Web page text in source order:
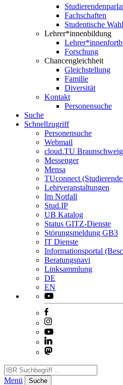
Fachschaften
Studentische
Lehrer*innenbildung
Forschung
Chancengleichheit
Gleichstellung
Familie
Diversität
Kontakt
Personensuche
Suche
Schnellzugriff
Personensuche
Webmail
cloud.TU Braunschweig
Messenger
Mensa
TUconnect
Lehrveranstaltungen
Im Notfall
Stud.IP
UB Katalog
Status GITZ-Dienste
Störungsmeldung GB3
IT Dienste
Informationsportal
Beratungsnavi
Linksammlung
DE
EN
Menü Suche